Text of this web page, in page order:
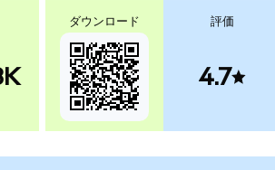
ダウンロード 評価
4.7